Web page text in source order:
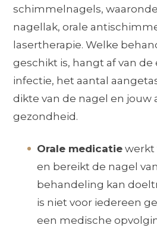
schimmelnagels,
nagellak, orale
lasertherapie. Welke
geschikt is, hangt af van de
infectie, het aantal
dikte van de nagel en jouw
gezondheid.
Orale medicatie werkt
en bereikt de nagel
behandeling kan
is niet voor iedereen
een medische